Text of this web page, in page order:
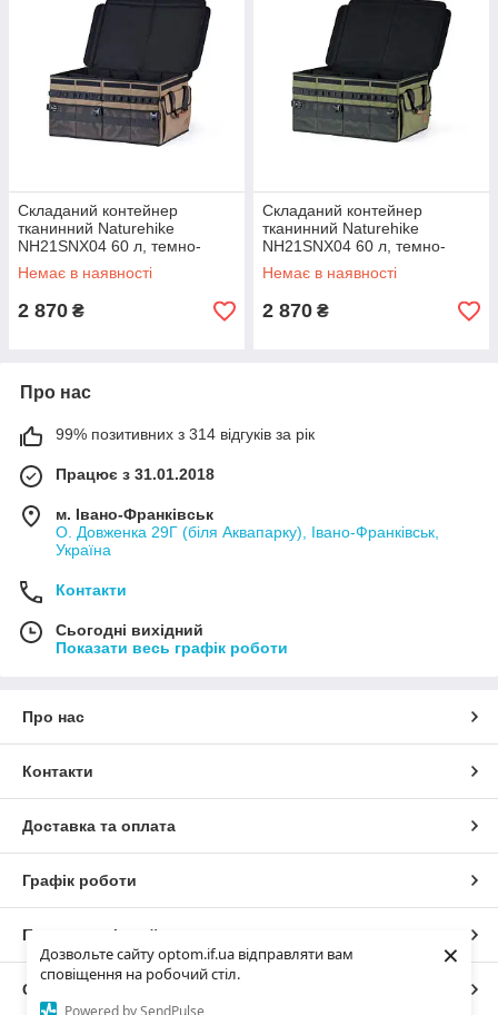
Дозвольте сайту optom.if.ua відправляти вам
сповіщення на робочий стіл.
Powered by SendPulse
×
Складаний контейнер
тканинний Naturehike
NH21SNX04 60 л, темно-
коричневий
Немає в наявності
2 870 ₴
Складаний контейнер
тканинний Naturehike
NH21SNX04 60 л, темно-
зелений
Немає в наявності
2 870 ₴
Про нас
99% позитивних з 314 відгуків за рік
Працює з 31.01.2018
м. Івано-Франківськ
О. Довженка 29Г (біля Аквапарку), Івано-Франківськ,
Україна
Контакти
Сьогодні вихідний
Показати весь графік роботи
Про нас
Контакти
Доставка та оплата
Графік роботи
Повна версія сайту
Сайт створено на маркетплейсі